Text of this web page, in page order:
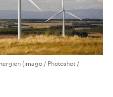
(imago / Photoshot /